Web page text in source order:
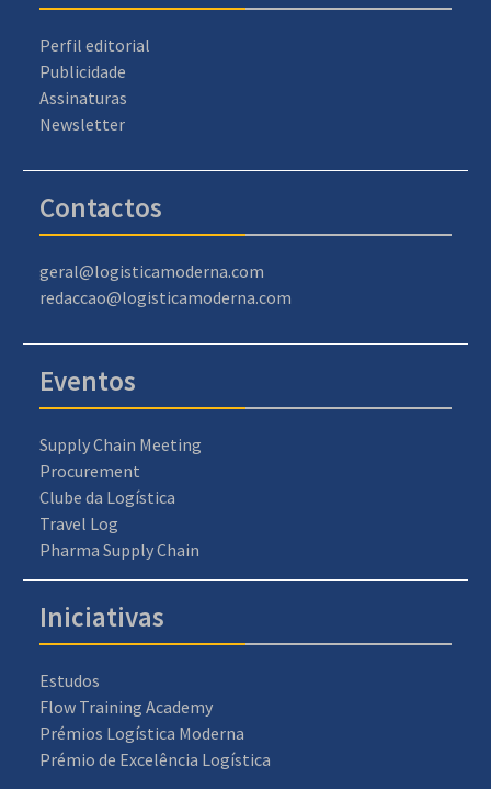
Perfil editorial
Publicidade
Assinaturas
Newsletter
Contactos
geral@logisticamoderna.com
redaccao@logisticamoderna.com
Eventos
Supply Chain Meeting
Procurement
Clube da Logística
Travel Log
Pharma Supply Chain
Iniciativas
Estudos
Flow Training Academy
Prémios Logística Moderna
Prémio de Excelência Logística